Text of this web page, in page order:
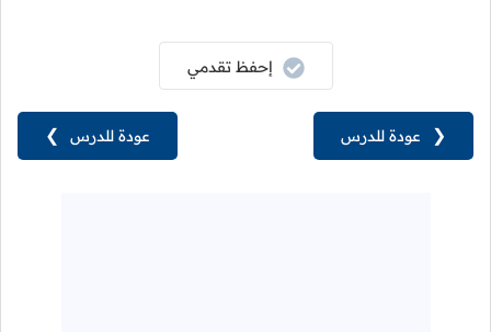
عودة للدرس ❯
إحفظ تقدمي
❮ عودة للدرس